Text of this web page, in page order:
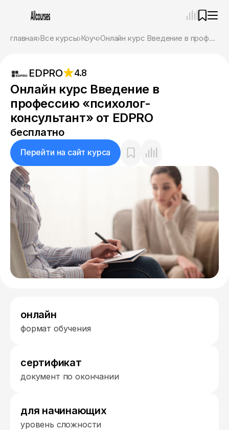
главная Все курсы Коуч Онлайн курс Введение в профессию «психолог-консультант» от EDPRO
EDPRO 4.8
Онлайн курс Введение в
профессию «психолог-
консультант» от EDPRO
бесплатно
Перейти на сайт курса
онлайн
формат обучения
сертификат
документ по окончании
для начинающих
уровень сложности
Привет! Я Ваш карьерный навигатор. Подберу
курсы, которые соответствует именно вашим
целям.
Пожалуйста, ответьте на несколько вопросов,
чтобы начать.
Приступим?